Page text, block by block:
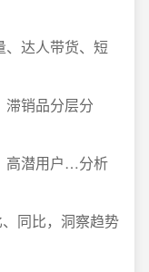
、达人带货、短
滞销品分层分
高潜用户…分析
同比，洞察趋势